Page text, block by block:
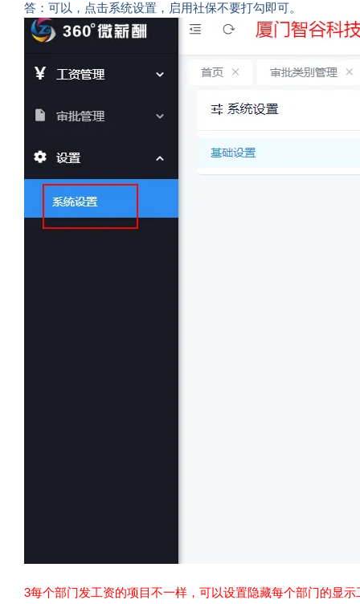
答：可以，点击系统设置，启用社保不要打勾即可。
3每个部门发工资的项目不一样，可以设置隐藏每个部门的显